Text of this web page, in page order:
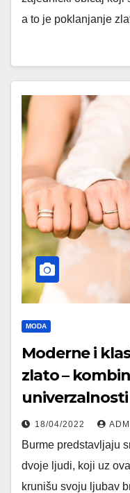
a to je poklanjanje
MODA
Moderne i
zlato –
univerzalnosti
18/04/2022
Burme predstavljaju
dvoje ljudi, koji uz
krunišu svoju ljubav